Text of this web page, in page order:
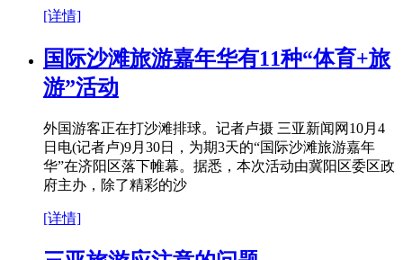
[详情]
国际沙滩旅游嘉年华有11种“体育+旅
游”活动
外国游客正在打沙滩排球。记者卢摄 三亚新闻网10月4
日电(记者卢)9月30日，为期3天的“国际沙滩旅游嘉年
华”在济阳区落下帷幕。据悉，本次活动由冀阳区委区政
府主办，除了精彩的沙
[详情]